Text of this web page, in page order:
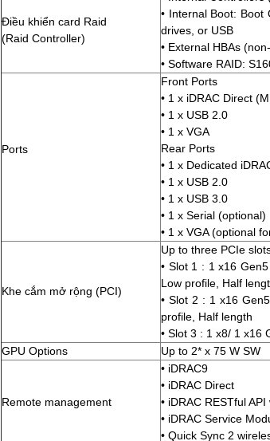
Điều khiển card Raid
(Raid Controller)
• Internal Boot: Boot
drives, or USB
• External HBAs
• Software RAID:
Ports
Front Ports
• 1 x iDRAC Direct
• 1 x USB 2.0
• 1 x VGA
Rear Ports
• 1 x Dedicated
• 1 x USB 2.0
• 1 x USB 3.0
• 1 x Serial (optional)
• 1 x VGA (optional
Khe cắm mở rộng (PCI)
Up to three PCIe
• Slot 1 : 1 x16
Low profile, Half
• Slot 2 : 1 x16
profile, Half length
• Slot 3 : 1 x8/ 1 x16
GPU Options
Up to 2* x 75 W SW
Remote management
• iDRAC9
• iDRAC Direct
• iDRAC RESTful
• iDRAC Service
• Quick Sync 2